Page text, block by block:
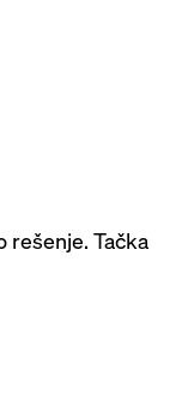
rešenje. Tačka